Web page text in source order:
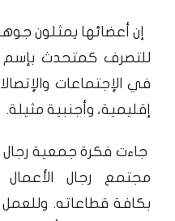
إن أعضائها يمثلون
للتصرف كمتحدث بإسم
في الإجتماعات
إقليمية، وأجنبية مثيلة.
جاءت فكرة جمعية رجال
مجتمع رجال الأعمال
بكافة قطاعاته.